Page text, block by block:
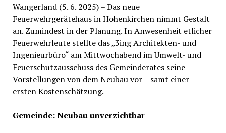
Wangerland (5. 6. 2025) – Das neue
Feuerwehrgerätehaus in Hohenkirchen nimmt Gestalt
an. Zumindest in der Planung. In Anwesenheit etlicher
Feuerwehrleute stellte das „3ing Architekten- und
Ingenieurbüro“ am Mittwochabend im Umwelt- und
Feuerschutzausschuss des Gemeinderates seine
Vorstellungen von dem Neubau vor – samt einer
ersten Kostenschätzung.
Gemeinde: Neubau unverzichtbar